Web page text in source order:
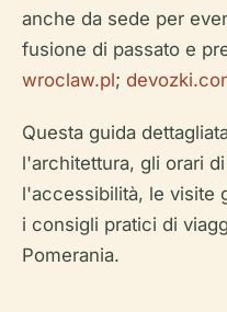
anche da sede per
fusione di passato e
wroclaw.pl;
Questa guida
l'architettura, gli orari
l'accessibilità, le visite
i consigli pratici di
Pomerania.